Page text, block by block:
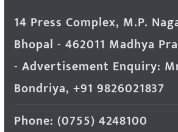
14 Press Complex, M.P.
Bhopal - 462011 Madhya
- Advertisement Enquiry:
Bondriya, +91 9826021837
Phone: (0755) 4248100